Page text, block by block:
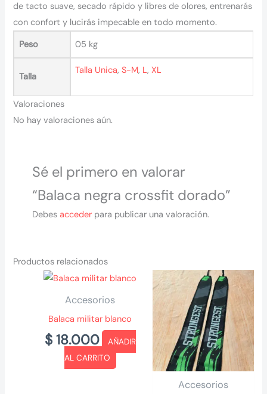
de tacto suave, secado rápido y libres de olores, entrenarás
con confort y lucirás impecable en todo momento.
Peso
05 kg
Talla
Talla Unica, S-M, L, XL
Valoraciones
No hay valoraciones aún.
Sé el primero en valorar
“Balaca negra crossfit dorado”
Debes accederpara publicar una valoración.
Productos relacionados
Accesorios
Balaca militar blanco
$18.000
AÑADIR
AL CARRITO
Accesorios